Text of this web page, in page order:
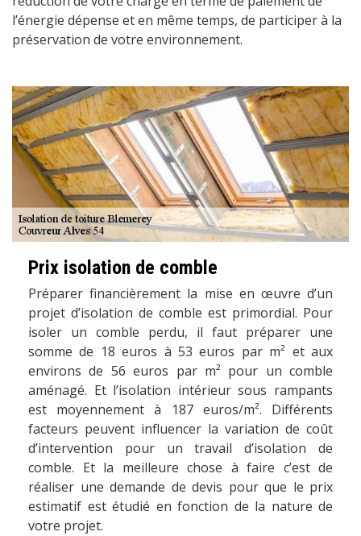
l’énergie dépense et en même temps, de participer à la
préservation de votre environnement.
Prix isolation de comble
Préparer financièrement la mise en œuvre d’un
projet d’isolation de comble est primordial. Pour
isoler un comble perdu, il faut préparer une
somme de 18 euros à 53 euros par m² et aux
environs de 56 euros par m² pour un comble
aménagé. Et l’isolation intérieur sous rampants
est moyennement à 187 euros/m². Différents
facteurs peuvent influencer la variation de coût
d’intervention pour un travail d’isolation de
comble. Et la meilleure chose à faire c’est de
réaliser une demande de devis pour que le prix
estimatif est étudié en fonction de la nature de
votre projet.